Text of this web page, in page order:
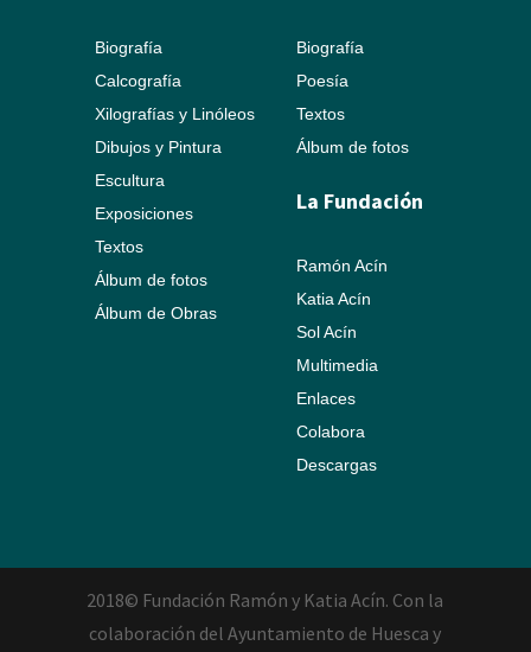
Biografía
Calcografía
Xilografías y Linóleos
Dibujos y Pintura
Escultura
Exposiciones
Textos
Álbum de fotos
Álbum de Obras
Biografía
Poesía
Textos
Álbum de fotos
La Fundación
Ramón Acín
Katia Acín
Sol Acín
Multimedia
Enlaces
Colabora
Descargas
2018© Fundación Ramón y Katia Acín. Con la
colaboración del Ayuntamiento de Huesca y